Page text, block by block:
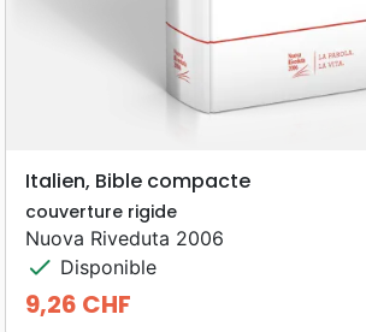
Italien, Bible compacte
couverture rigide
Nuova Riveduta 2006
check Disponible
Prix
9,26 CHF